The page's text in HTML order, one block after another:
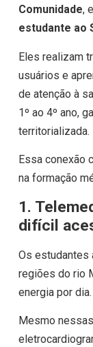
Comunidade,
estudante ao
Eles realizam
usuários e
de atenção à
1º ao 4º ano,
territorializada.
Essa conexão
na formação
1.
difícil
Os estudantes
regiões do rio
energia por dia.
Mesmo